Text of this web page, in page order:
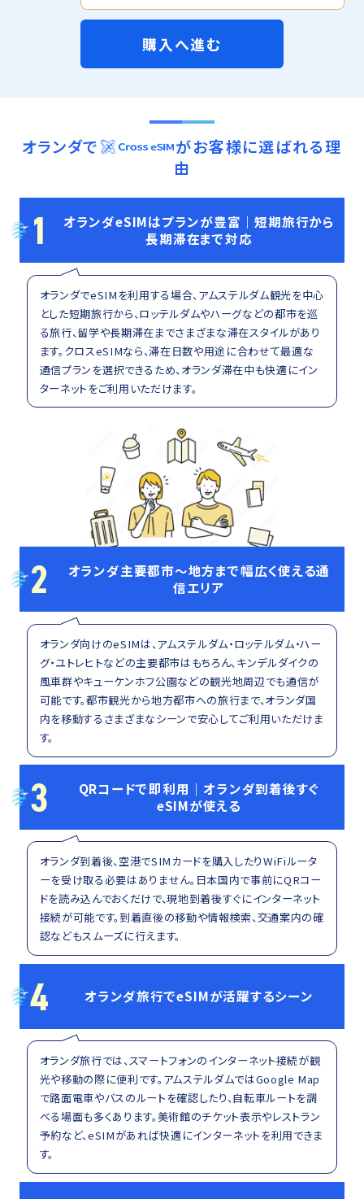
購入へ進む
オランダで
がお客様に選ばれる理
由
1
オランダeSIMはプランが豊富｜短期旅行から
長期滞在まで対応
オランダでeSIMを利用する場合、アムステルダム観光を中心
とした短期旅行から、ロッテルダムやハーグなどの都市を巡
る旅行、留学や長期滞在までさまざまな滞在スタイルがあり
ます。クロスeSIMなら、滞在日数や用途に合わせて最適な
通信プランを選択できるため、オランダ滞在中も快適にイン
ターネットをご利用いただけます。
2
オランダ主要都市〜地方まで幅広く使える通
信エリア
オランダ向けのeSIMは、アムステルダム・ロッテルダム・ハー
グ・ユトレヒトなどの主要都市はもちろん、キンデルダイクの
風車群やキューケンホフ公園などの観光地周辺でも通信が
可能です。都市観光から地方都市への旅行まで、オランダ国
内を移動するさまざまなシーンで安心してご利用いただけま
す。
3
QRコードで即利用｜オランダ到着後すぐ
eSIMが使える
オランダ到着後、空港でSIMカードを購入したりWiFiルータ
ーを受け取る必要はありません。日本国内で事前にQRコー
ドを読み込んでおくだけで、現地到着後すぐにインターネット
接続が可能です。到着直後の移動や情報検索、交通案内の確
認などもスムーズに行えます。
4 オランダ旅行でeSIMが活躍するシーン
オランダ旅行では、スマートフォンのインターネット接続が観
光や移動の際に便利です。アムステルダムではGoogle Map
で路面電車やバスのルートを確認したり、自転車ルートを調
べる場面も多くあります。美術館のチケット表示やレストラン
予約など、eSIMがあれば快適にインターネットを利用できま
す。